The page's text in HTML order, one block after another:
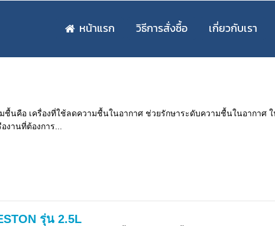
หน้าแรก วิธีการสั่งซื้อ เกี่ยวกับเรา
ชื้นคือ เครื่องที่ใช้ลดความชื้นในอากาศ ช่วยรักษาระดับความชื้นในอากาศ
งานที่ต้องการ...
รุ่น 2.5L